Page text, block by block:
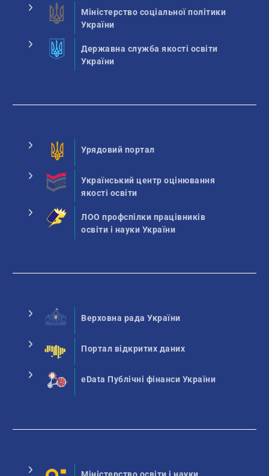
Міністерство соціальної політики
України
Державна служба якості освіти
України
Урядовий портал
Український центр оцінювання
якості освіти
ЛОО профспілки працівників
освіти і науки України
Верховна рада України
Портал відкритих даних
eData Публічні фінанси України